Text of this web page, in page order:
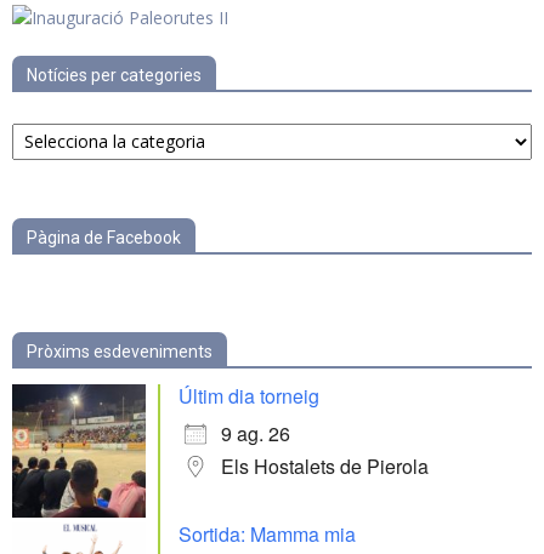
Notícies per categories
Notícies
per
Pàgina de Facebook
Pròxims esdeveniments
Últim dia torneig
9 ag. 26
Els Hostalets de Pierola
Sortida: Mamma mia